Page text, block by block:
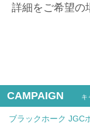
詳細をご希望の
CAMPAIGN キ
ブラックホーク JGC